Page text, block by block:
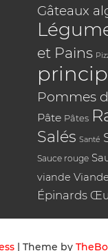
Gâteaux
et Pains
Pommes
Pâte Pâtes
Salés Santé
Sauce rouge
viande
Épinards
| Theme by